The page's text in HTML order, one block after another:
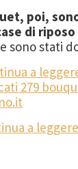
poi,
di
sono stati
a
279
a